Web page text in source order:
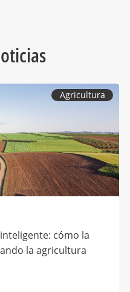
Agricultura
cómo la
la agricultura